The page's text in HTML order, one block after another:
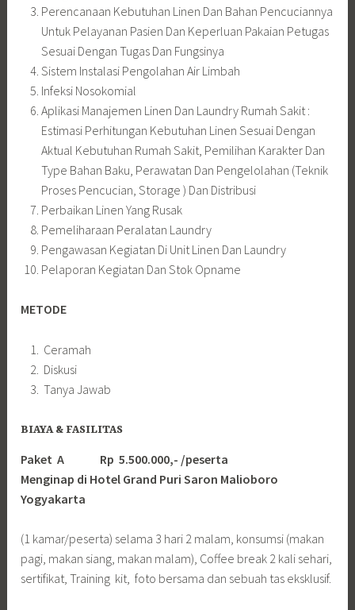
Perencanaan Kebutuhan Linen Dan Bahan Pencuciannya
Untuk Pelayanan Pasien Dan Keperluan Pakaian Petugas
Sesuai Dengan Tugas Dan Fungsinya
Sistem Instalasi Pengolahan Air Limbah
Infeksi Nosokomial
Aplikasi Manajemen Linen Dan Laundry Rumah Sakit :
Estimasi Perhitungan Kebutuhan Linen Sesuai Dengan
Aktual Kebutuhan Rumah Sakit, Pemilihan Karakter Dan
Type Bahan Baku, Perawatan Dan Pengelolahan (Teknik
Proses Pencucian, Storage ) Dan Distribusi
Perbaikan Linen Yang Rusak
Pemeliharaan Peralatan Laundry
Pengawasan Kegiatan Di Unit Linen Dan Laundry
Pelaporan Kegiatan Dan Stok Opname
METODE
Ceramah
Diskusi
Tanya Jawab
BIAYA & FASILITAS
Paket A Rp 5.500.000,- /peserta
Menginap di Hotel Grand Puri Saron Malioboro
Yogyakarta
(1 kamar/peserta) selama 3 hari 2 malam, konsumsi (makan
pagi, makan siang, makan malam), Coffee break 2 kali sehari,
sertifikat, Training kit, foto bersama dan sebuah tas eksklusif.